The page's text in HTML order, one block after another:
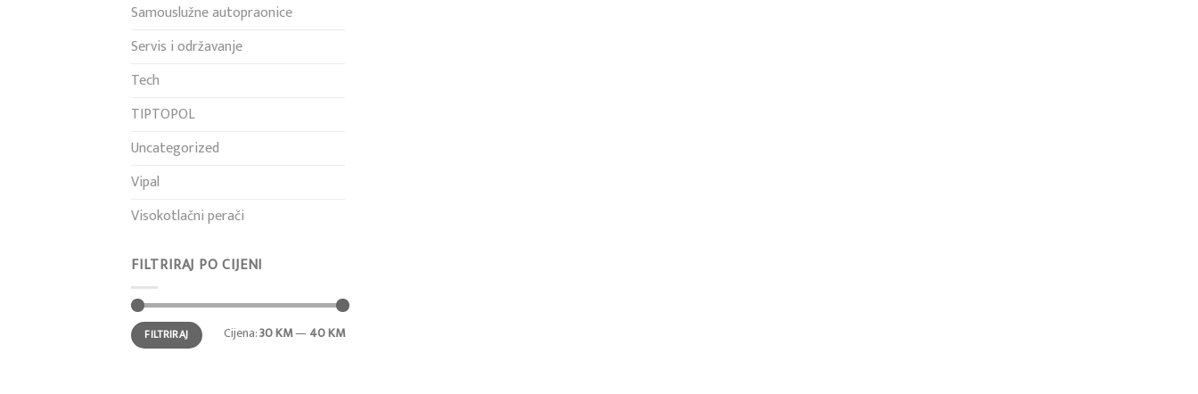
Samouslužne autopraonice
Servis i održavanje
Tech
TIPTOPOL
Uncategorized
Vipal
Visokotlačni perači
FILTRIRAJ PO CIJENI
Min
cijena
Maks
cijenaFILTRIRAJ Cijena:30 KM—40 KM